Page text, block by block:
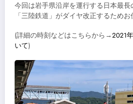
今回は岩手県沿岸を運行する日本最
「三陸鉄道」がダイヤ改正するためお
(詳細の時刻などはこちらから→2021
いて)